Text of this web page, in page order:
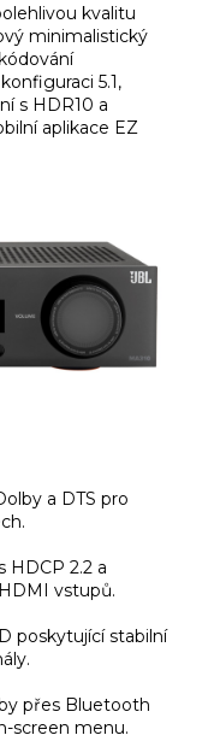
kvalitu
minimalistický
5.1,
s HDR10 a
aplikace EZ
a DTS pro
HDCP 2.2 a
vstupů.
poskytující stabilní
přes Bluetooth
screen menu.